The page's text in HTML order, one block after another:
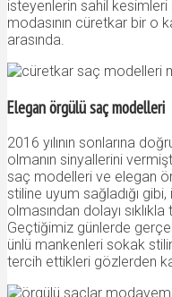
isteyenlerin sahil
modasının cüretkar bir o
arasında.
Elegan örgülü saç modelleri
2016 yılının sonlarına
olmanın sinyallerini
saç modelleri ve elegan
stiline uyum sağladığı
olmasından dolayı
Geçtiğimiz günlerde
ünlü mankenleri sokak
tercih ettikleri gözlerden